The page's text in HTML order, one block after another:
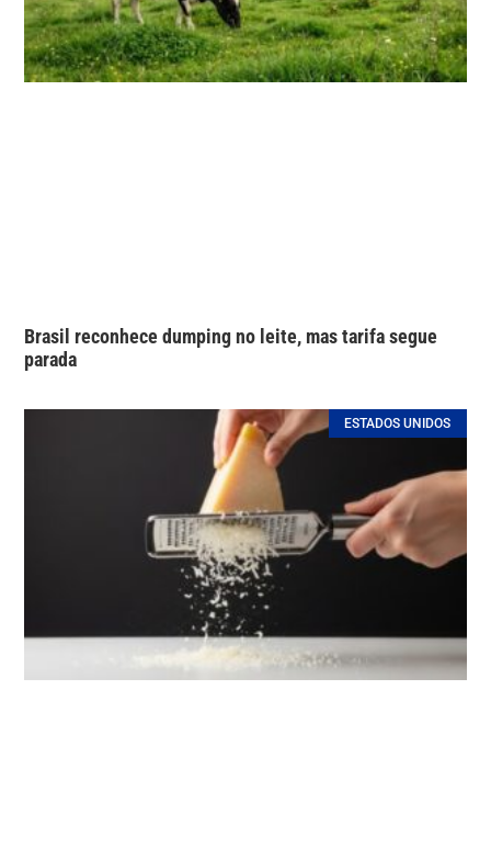
Brasil reconhece dumping no leite, mas tarifa segue
parada
ESTADOS UNIDOS